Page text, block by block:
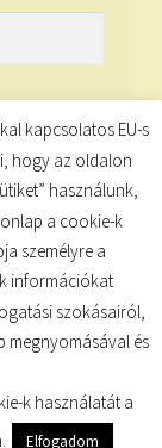
kapcsolatos EU-s
hogy az oldalon
használunk,
a cookie-k
személyre a
információkat
szokásairól,
megnyomásával és
k használatát a
Elfogadom